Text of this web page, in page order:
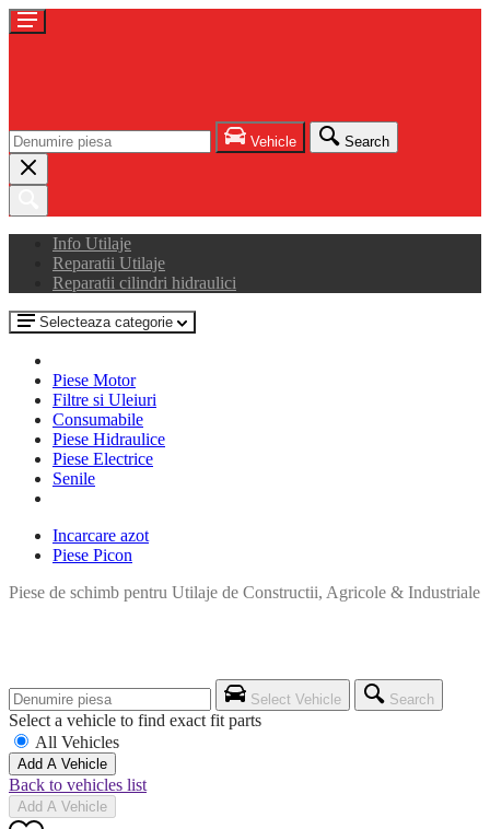
Vehicle Search
Info Utilaje
Reparatii Utilaje
Reparatii cilindri hidraulici
Selecteaza categorie
Piese Motor
Filtre si Uleiuri
Consumabile
Piese Hidraulice
Piese Electrice
Senile
Incarcare azot
Piese Picon
Piese de schimb pentru Utilaje de Constructii, Agricole & Industriale
Select Vehicle Search
Select a vehicle to find exact fit parts
All Vehicles
Add A Vehicle
Back to vehicles list
Add A Vehicle